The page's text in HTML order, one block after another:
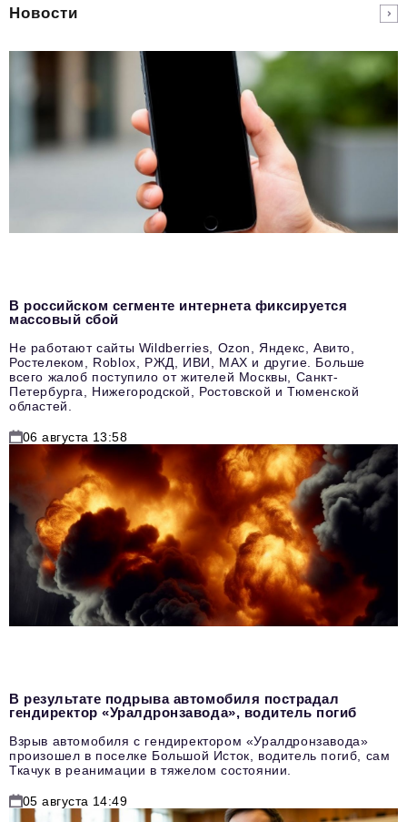
Новости
В российском сегменте интернета фиксируется
массовый сбой
Не работают сайты Wildberries, Ozon, Яндекс, Авито,
Ростелеком, Roblox, РЖД, ИВИ, MAX и другие. Больше
всего жалоб поступило от жителей Москвы, Санкт-
Петербурга, Нижегородской, Ростовской и Тюменской
областей.
06 августа 13:58
В результате подрыва автомобиля пострадал
гендиректор «Уралдронзавода», водитель погиб
Взрыв автомобиля с гендиректором «Уралдронзавода»
произошел в поселке Большой Исток, водитель погиб, сам
Ткачук в реанимации в тяжелом состоянии.
05 августа 14:49